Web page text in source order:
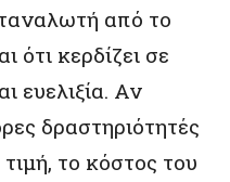
από το
ότι κερδίζει σε
ευελιξία. Αν
δραστηριότητές
το κόστος του